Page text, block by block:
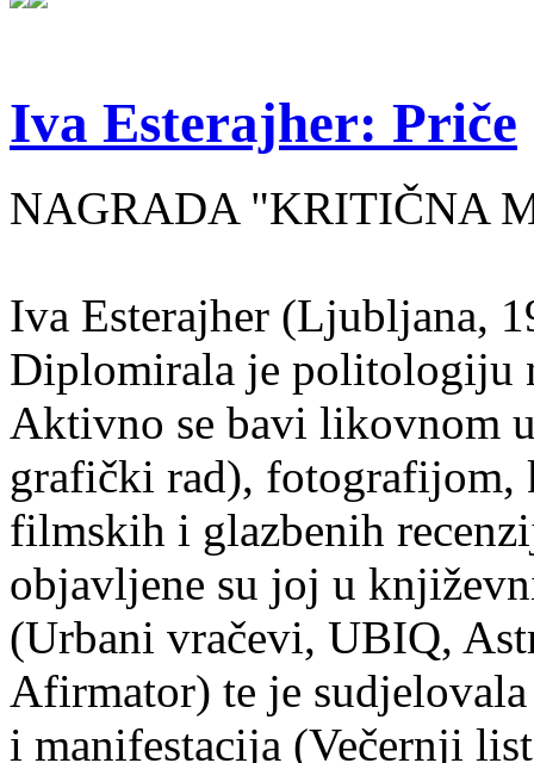
Iva Esterajher: Priče
NAGRADA "KRITIČNA
Iva Esterajher (Ljubljana,
Diplomirala je politologiju
Aktivno se bavi likovnom
grafički rad), fotografijom,
filmskih i glazbenih
objavljene su joj u
(Urbani vračevi, UBIQ,
Afirmator) te je
i manifestacija (Večernji